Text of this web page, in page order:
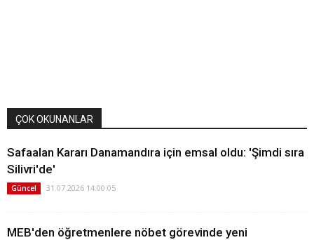
ÇOK OKUNANLAR
Safaalan Kararı Danamandıra için emsal oldu: 'Şimdi sıra
Silivri'de'
Güncel 31.07.2026 14:00:05
MEB'den öğretmenlere nöbet görevinde yeni